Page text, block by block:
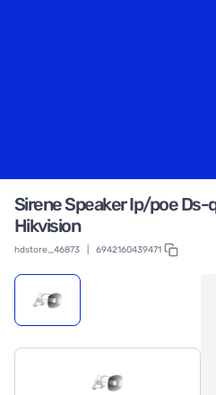
Sirene Speaker Ip/poe Ds-
Hikvision
hdstore_46873 6942160439471